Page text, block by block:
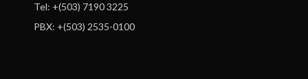
Tel: +(503) 7190 3225
PBX: +(503) 2535-0100